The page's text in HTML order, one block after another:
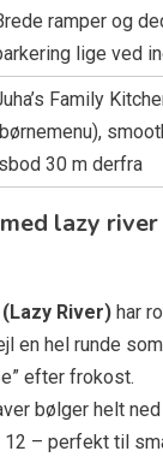
ramper og
lige ved
Family
30 m derfra
lazy
(Lazy River) har
en hel runde som
efter frokost.
bølger helt
12 – perfekt til